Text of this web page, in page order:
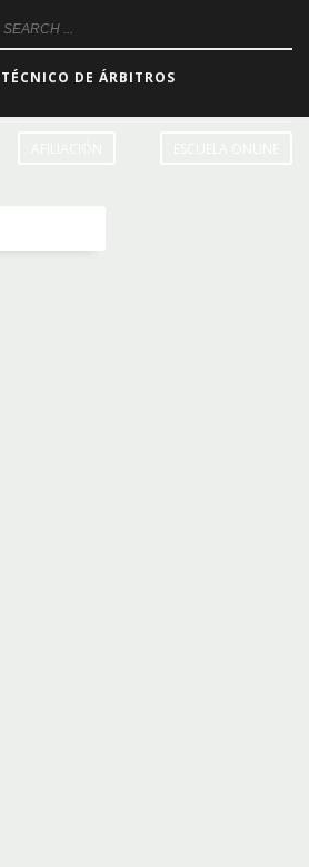
DE ÁRBITROS